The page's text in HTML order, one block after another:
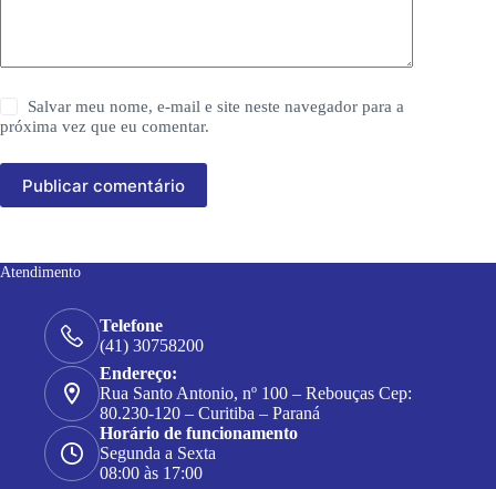
Salvar meu nome, e-mail e site neste navegador para a
próxima vez que eu comentar.
Publicar comentário
Atendimento
Telefone
(41) 30758200
Endereço:
Rua Santo Antonio, nº 100 – Rebouças Cep:
80.230-120 – Curitiba – Paraná
Horário de funcionamento
Segunda a Sexta
08:00 às 17:00